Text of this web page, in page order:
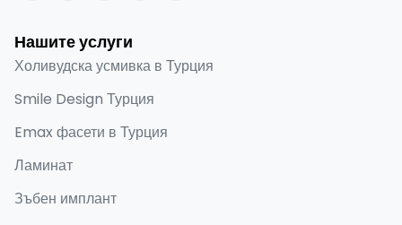
Нашите услуги
Холивудска усмивка в Турция
Smile Design Турция
Emax фасети в Турция
Ламинат
Зъбен имплант